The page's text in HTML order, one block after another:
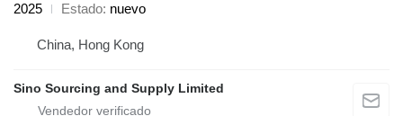
2025
Estado nuevo
China, Hong Kong
Sino Sourcing and Supply Limited